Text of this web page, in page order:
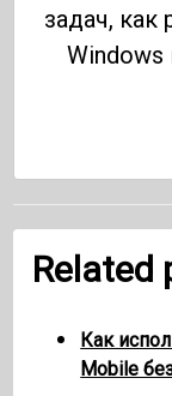
задач,
Related
Как
Mobile